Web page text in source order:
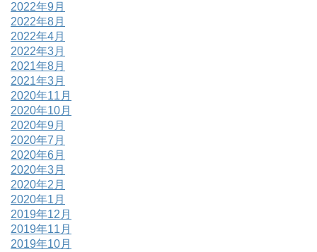
2022年9月
2022年8月
2022年4月
2022年3月
2021年8月
2021年3月
2020年11月
2020年10月
2020年9月
2020年7月
2020年6月
2020年3月
2020年2月
2020年1月
2019年12月
2019年11月
2019年10月